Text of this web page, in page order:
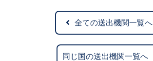
全ての送出機関一覧へ
同じ国の送出機関一覧へ